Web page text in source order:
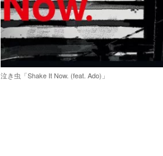
泣き虫「Shake It Now. (feat. Ado)」